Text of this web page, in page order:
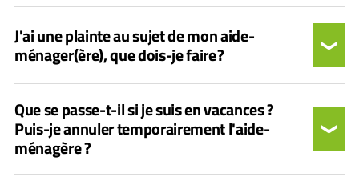
J'ai une plainte au sujet de mon aide-
ménager(ère), que dois-je faire ?
Que se passe-t-il si je suis en vacances ?
Puis-je annuler temporairement l'aide-
ménagère ?